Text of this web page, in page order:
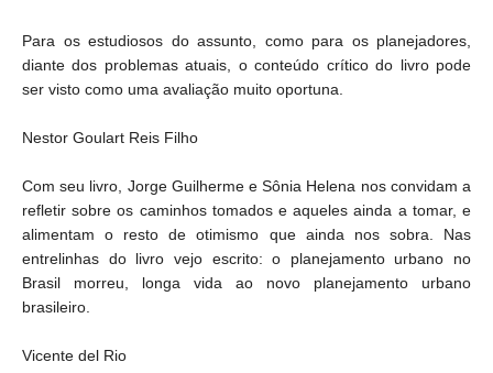
Para os estudiosos do assunto, como para os planejadores,
diante dos problemas atuais, o conteúdo crítico do livro pode
ser visto como uma avaliação muito oportuna.
Nestor Goulart Reis Filho
Com seu livro, Jorge Guilherme e Sônia Helena nos convidam a
refletir sobre os caminhos tomados e aqueles ainda a tomar, e
alimentam o resto de otimismo que ainda nos sobra. Nas
entrelinhas do livro vejo escrito: o planejamento urbano no
Brasil morreu, longa vida ao novo planejamento urbano
brasileiro.
Vicente del Rio